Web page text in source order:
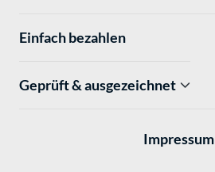
Einfach bezahlen
Geprüft & ausgezeichnet
Impressum